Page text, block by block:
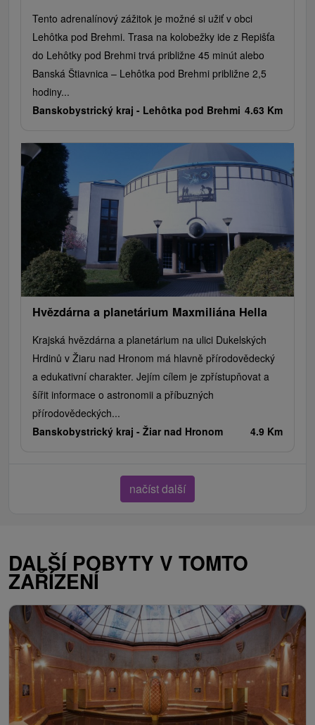
Tento adrenalínový zážitok je možné si užiť v obci
Lehôtka pod Brehmi. Trasa na kolobežky ide z Repišťa
do Lehôtky pod Brehmi trvá približne 45 minút alebo
Banská Štiavnica – Lehôtka pod Brehmi približne 2,5
hodiny...
Banskobystrický kraj - Lehôtka pod Brehmi 4.63 Km
Hvězdárna a planetárium Maxmiliána Hella
Krajská hvězdárna a planetárium na ulici Dukelských
Hrdinů v Žiaru nad Hronom má hlavně přírodovědecký
a edukativní charakter. Jejím cílem je zpřístupňovat a
šířit informace o astronomii a příbuzných
přírodovědeckých...
Banskobystrický kraj - Žiar nad Hronom 4.9 Km
načíst další
DALŠÍ POBYTY V TOMTO
ZAŘÍZENÍ